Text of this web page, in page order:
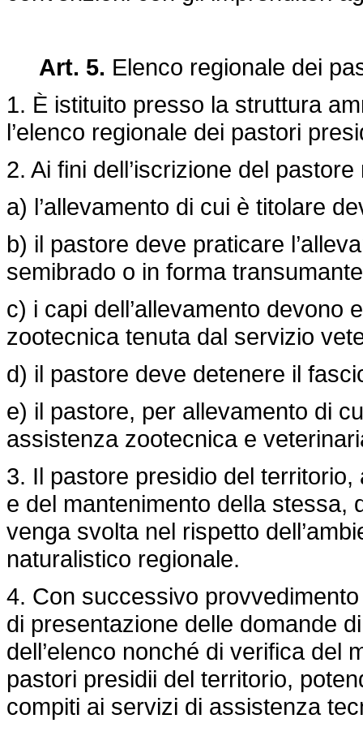
Art. 5. Elenco regionale dei
1. È istituito presso la struttura
l’elenco regionale dei pastori
2. Ai fini dell’iscrizione del
a) l’allevamento di cui è titolare
b) il pastore deve praticare
semibrado o in forma
c) i capi dell’allevamento devono
zootecnica tenuta dal servizio
d) il pastore deve detenere il
e) il pastore, per allevamento di
assistenza zootecnica e
3. Il pastore presidio del territorio,
e del mantenimento della stessa,
venga svolta nel rispetto
naturalistico regionale.
4. Con successivo
di presentazione delle domande
dell’elenco nonché di verifica del
pastori presidii del territorio,
compiti ai servizi di assistenza